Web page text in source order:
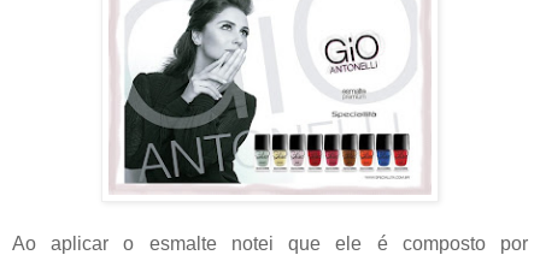
Ao aplicar o esmalte notei que ele é composto por